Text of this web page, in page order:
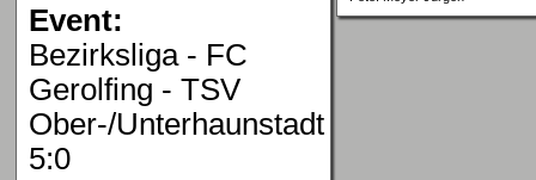
Event:
Bezirksliga - FC
Gerolfing - TSV
Ober-/Unterhaunstadt
5:0